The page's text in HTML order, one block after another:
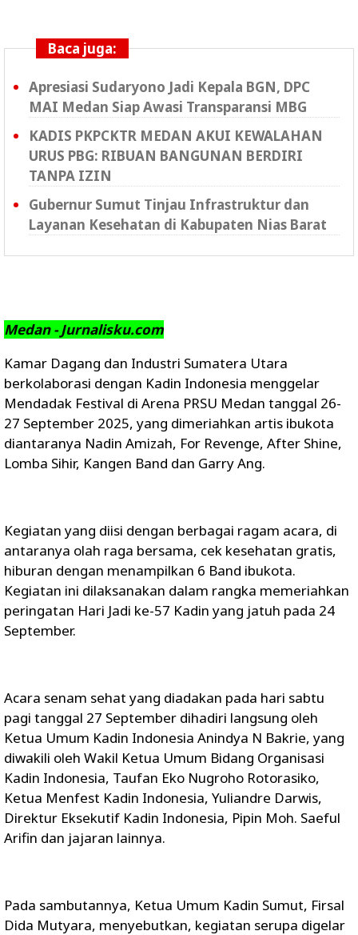
Baca juga:
Apresiasi Sudaryono Jadi Kepala BGN, DPC
MAI Medan Siap Awasi Transparansi MBG
KADIS PKPCKTR MEDAN AKUI KEWALAHAN
URUS PBG: RIBUAN BANGUNAN BERDIRI
TANPA IZIN
Gubernur Sumut Tinjau Infrastruktur dan
Layanan Kesehatan di Kabupaten Nias Barat
Medan - Jurnalisku.com
Kamar Dagang dan Industri Sumatera Utara
berkolaborasi dengan Kadin Indonesia menggelar
Mendadak Festival di Arena PRSU Medan tanggal 26-
27 September 2025, yang dimeriahkan artis ibukota
diantaranya Nadin Amizah, For Revenge, After Shine,
Lomba Sihir, Kangen Band dan Garry Ang.
Kegiatan yang diisi dengan berbagai ragam acara, di
antaranya olah raga bersama, cek kesehatan gratis,
hiburan dengan menampilkan 6 Band ibukota.
Kegiatan ini dilaksanakan dalam rangka memeriahkan
peringatan Hari Jadi ke-57 Kadin yang jatuh pada 24
September.
Acara senam sehat yang diadakan pada hari sabtu
pagi tanggal 27 September dihadiri langsung oleh
Ketua Umum Kadin Indonesia Anindya N Bakrie, yang
diwakili oleh Wakil Ketua Umum Bidang Organisasi
Kadin Indonesia, Taufan Eko Nugroho Rotorasiko,
Ketua Menfest Kadin Indonesia, Yuliandre Darwis,
Direktur Eksekutif Kadin Indonesia, Pipin Moh. Saeful
Arifin dan jajaran lainnya.
Pada sambutannya, Ketua Umum Kadin Sumut, Firsal
Dida Mutyara, menyebutkan, kegiatan serupa digelar